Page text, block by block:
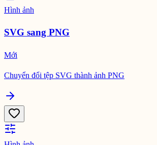
Hình ảnh
SVG sang PNG
Mới
Chuyển đổi tệp SVG thành ảnh PNG